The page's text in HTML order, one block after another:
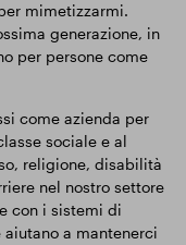
mimetizzarmi.
generazione, in
per persone come
come azienda per
sociale e al
religione, disabilità
nel nostro settore
con i sistemi di
a mantenerci